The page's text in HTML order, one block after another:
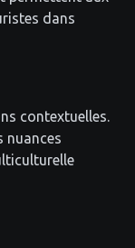
dans
contextuelles.
nuances